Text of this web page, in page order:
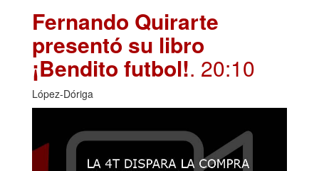
Fernando Quirarte
presentó su libro
¡Bendito futbol!. 20:10
López-Dóriga